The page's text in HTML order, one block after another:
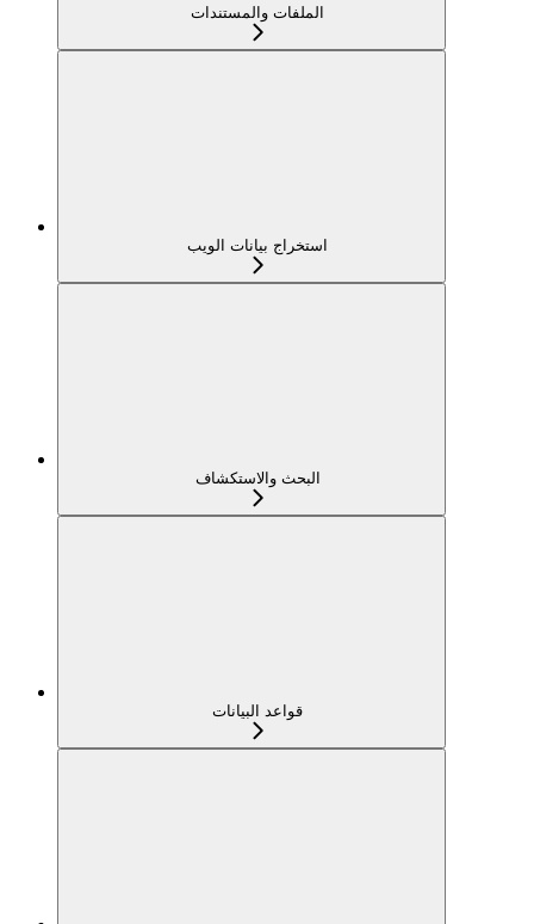
الملفات والمستندات
استخراج بيانات الويب
البحث والاستكشاف
قواعد البيانات